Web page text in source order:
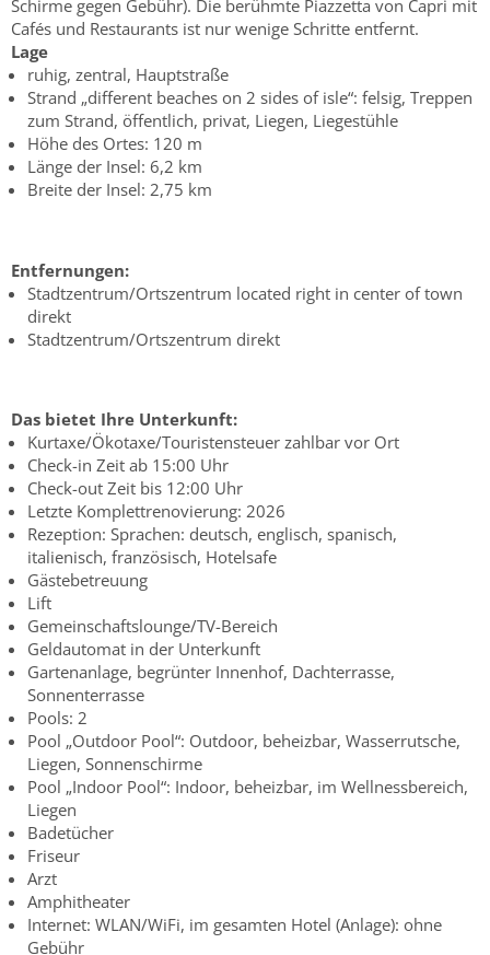
Schirme gegen Gebühr). Die berühmte Piazzetta von Capri mit
Cafés und Restaurants ist nur wenige Schritte entfernt.
Lage
ruhig, zentral, Hauptstraße
Strand „different beaches on 2 sides of isle“: felsig, Treppen
zum Strand, öffentlich, privat, Liegen, Liegestühle
Höhe des Ortes: 120 m
Länge der Insel: 6,2 km
Breite der Insel: 2,75 km
Entfernungen:
Stadtzentrum/Ortszentrum located right in center of town
direkt
Stadtzentrum/Ortszentrum direkt
Das bietet Ihre Unterkunft:
Kurtaxe/Ökotaxe/Touristensteuer zahlbar vor Ort
Check-in Zeit ab 15:00 Uhr
Check-out Zeit bis 12:00 Uhr
Letzte Komplettrenovierung: 2026
Rezeption: Sprachen: deutsch, englisch, spanisch,
italienisch, französisch, Hotelsafe
Gästebetreuung
Lift
Gemeinschaftslounge/TV-Bereich
Geldautomat in der Unterkunft
Gartenanlage, begrünter Innenhof, Dachterrasse,
Sonnenterrasse
Pools: 2
Pool „Outdoor Pool“: Outdoor, beheizbar, Wasserrutsche,
Liegen, Sonnenschirme
Pool „Indoor Pool“: Indoor, beheizbar, im Wellnessbereich,
Liegen
Badetücher
Friseur
Arzt
Amphitheater
Internet: WLAN/WiFi, im gesamten Hotel (Anlage): ohne
Gebühr